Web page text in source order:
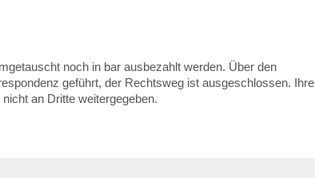
noch in bar ausbezahlt werden. Über den
geführt, der Rechtsweg ist ausgeschlossen. Ihre
an Dritte weitergegeben.